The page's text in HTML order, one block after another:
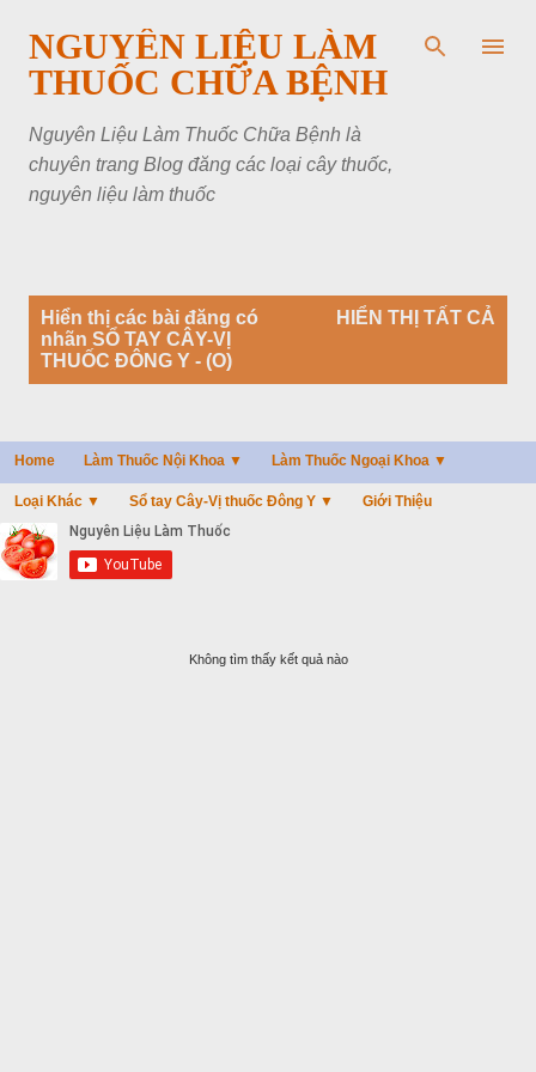
Chuyển đến nội dung chính
NGUYÊN LIỆU LÀM
THUỐC CHỮA BỆNH
Nguyên Liệu Làm Thuốc Chữa Bệnh là
chuyên trang Blog đăng các loại cây thuốc,
nguyên liệu làm thuốc
Hiển thị các bài đăng có
nhãn SỔ TAY CÂY-VỊ
THUỐC ĐÔNG Y - (O)
HIỂN THỊ TẤT CẢ
Home Làm Thuốc Nội Khoa ▼ Làm Thuốc Ngoại Khoa ▼
Loại Khác ▼ Sổ tay Cây-Vị thuốc Đông Y ▼ Giới Thiệu
Không tìm thấy kết quả nào